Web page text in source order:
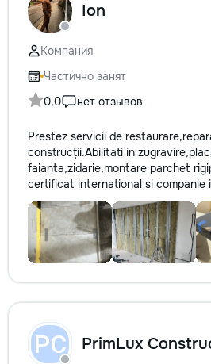
Ion
Компания
Частично занят
0,0
нет отзывов
Prestez servicii de
construcții.Abilitati in
faianta,zidarie,montare parchet
certificat international si companie
PC PrimLux